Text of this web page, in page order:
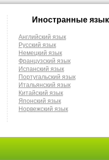
Иностранные
Английский язык
Русский язык
Немецкий язык
Французский язык
Испанский язык
Португальский язык
Итальянский язык
Китайский язык
Японский язык
Норвежский язык